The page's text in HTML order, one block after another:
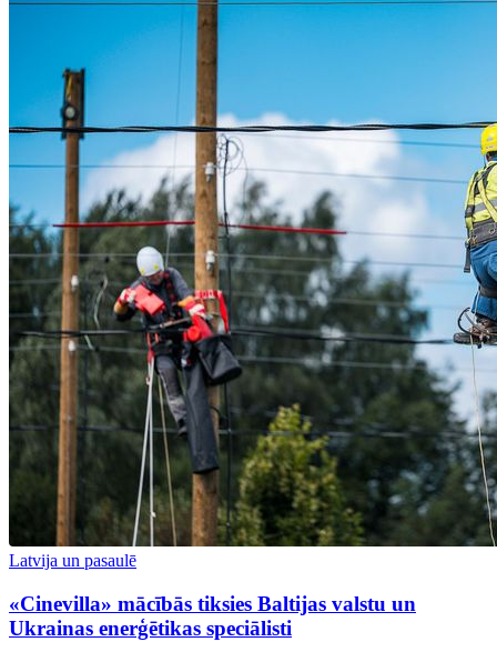
Latvija un pasaulē
«Cinevilla» mācībās tiksies Baltijas valstu un
Ukrainas enerģētikas speciālisti